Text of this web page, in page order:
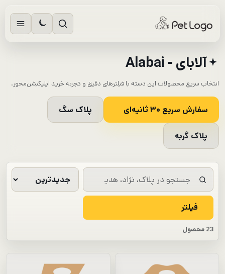
آلابای - Alabai
انتخاب سریع محصولات این دسته با فیلترهای دقیق و تجربه خرید اپلیکیشن‌محور.
سفارش سریع ۳۰ ثانیه‌ای پلاک سگ
پلاک گربه
فیلتر
23 محصول